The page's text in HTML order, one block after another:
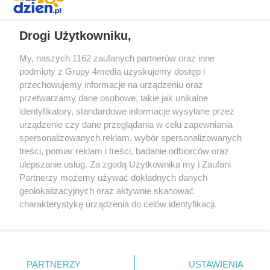
Redakcja Reklama Prywatność
Praca Łódź
the:protocol
Facebook.com
Youtube.com
Drogi Użytkowniku,
My, naszych 1162 zaufanych partnerów oraz inne
podmioty z Grupy 4media uzyskujemy dostęp i
przechowujemy informacje na urządzeniu oraz
przetwarzamy dane osobowe, takie jak unikalne
identyfikatory, standardowe informacje wysyłane przez
urządzenie czy dane przeglądania w celu zapewniania
spersonalizowanych reklam, wybór spersonalizowanych
treści, pomiar reklam i treści, badanie odbiorców oraz
ulepszanie usług. Za zgodą Użytkownika my i Zaufani
Partnerzy możemy używać dokładnych danych
geolokalizacyjnych oraz aktywnie skanować
charakterystykę urządzenia do celów identyfikacji.
zmienić/wycofać klikając przycisk ustawień prywatności
PARTNERZY USTAWIENIA